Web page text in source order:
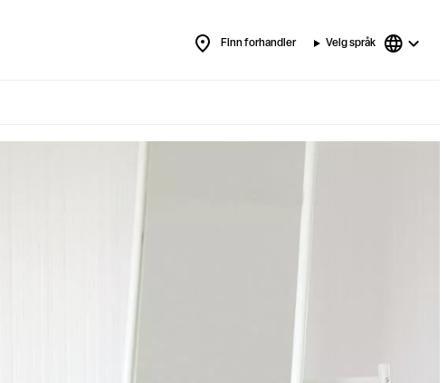
Finn forhandler Velg språk